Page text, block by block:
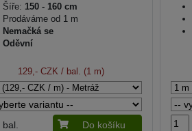
Šíře: 150 - 160 cm
Prodáváme od 1 m
Nemačká se
Oděvní
129,- CZK / bal. (1 m)
bal. Do košíku